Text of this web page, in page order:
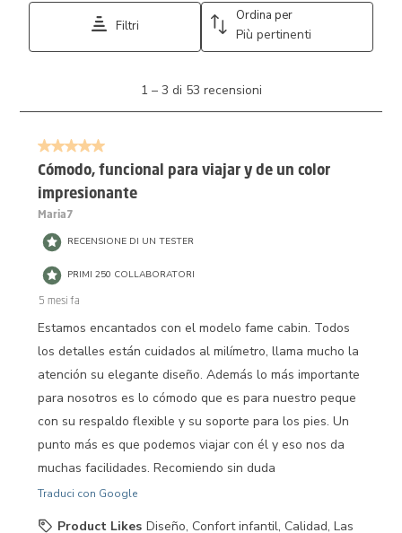
Filtri
Ordina per
Più pertinenti
3
recensioni.
1 – 3 di 53 recensioni
5 su 5 stelle.
Cómodo, funcional para viajar y de un color
impresionante
Maria7
RECENSIONE DI UN TESTER
PRIMI 250 COLLABORATORI
5 mesi fa
Estamos encantados con el modelo fame cabin. Todos
los detalles están cuidados al milímetro, llama mucho la
atención su elegante diseño. Además lo más importante
para nosotros es lo cómodo que es para nuestro peque
con su respaldo flexible y su soporte para los pies. Un
punto más es que podemos viajar con él y eso nos da
muchas facilidades. Recomiendo sin duda
Traduci con Google
Product Likes Diseño, Confort infantil, Calidad, Las